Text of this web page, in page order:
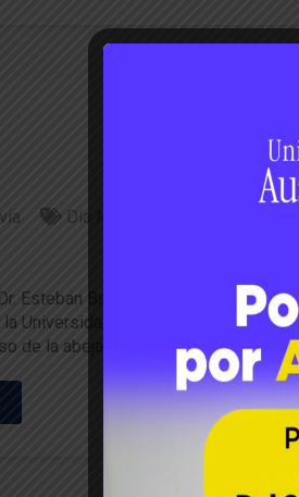
Día Mundial de la Abejas
Esteban Basoalto V., entomólogo,
Universidad Austral de Chile. Las
de la abeja …